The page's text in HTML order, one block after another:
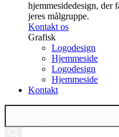
hjemmesidedesign, der
jeres målgruppe.
Kontakt os
Grafisk
Logodesign
Hjemmeside
Logodesign
Hjemmeside
Kontakt
Products